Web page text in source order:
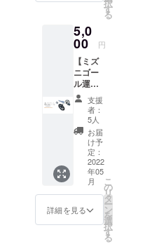
だきま
す。 ※
消費
税・送
料込み
みいた
す。 一
家族一
口でど
うぞ。
募集終
了後、
田植え
の日程
をご連
絡いた
しま
す。 日
程：
2022年
5月中旬
～下旬
頃、平
択
す
る
5,0
00 円
【ミズ
ニゴー
ル運転
体験
コー
ス】
5,000円
ミズニ
ゴール
の運転
体験を
してい
ただけ
ます。
田植え
後、雑
支援
者：
5人
お届
け予
定：
2022
年05
月
詳細を見る
こ
の
リ
タ
ー
ン
を
選
択
す
る